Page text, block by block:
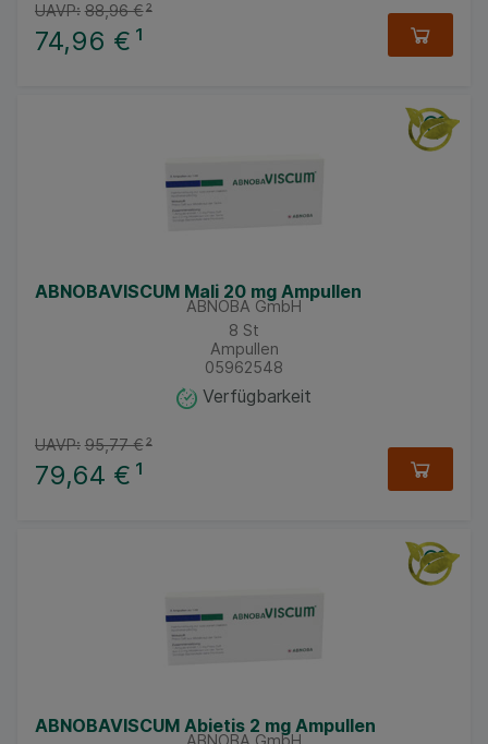
74,96 € ¹
UAVP: 88,96 €²
ABNOBAVISCUM Mali 20 mg Ampullen
ABNOBA GmbH
8 St
Ampullen
05962548
Verfügbarkeit
79,64 € ¹
UAVP: 95,77 €²
ABNOBAVISCUM Abietis 2 mg Ampullen